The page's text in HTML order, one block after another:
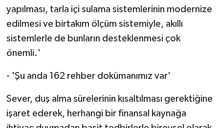
yapılması, tarla içi sulama sistemlerinin modernize
edilmesi ve birtakım ölçüm sistemiyle, akıllı
sistemlerle de bunların desteklenmesi çok
önemli.'
- 'Şu anda 162 rehber dokümanımız var'
Sever, duş alma sürelerinin kısaltılması gerektiğine
işaret ederek, herhangi bir finansal kaynağa